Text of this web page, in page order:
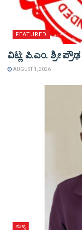
FEATURED
ವಿಟ್ಲ: ಪಿ.ಎಂ. ಶ್ರೀ
AUGUST 1, 2026
ಸುಳ್ಯ